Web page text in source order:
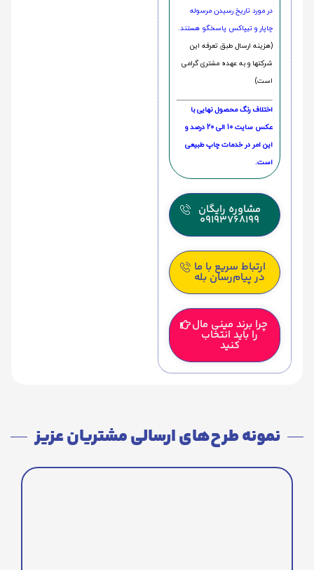
در مورد تاریخ رسیدن مرسوله
چاپار و تیپاکس پاسخگو هستند.
(هزینه ارسال طبق تعرفه این
شرکتها و به عهده مشتری گرامی
است)
اختلاف رنگ محصول نهایی با
عکس سایت 10 الی 20 درصد و
این امر در خدمات چاپ طبیعی
است.
مشاوره رایگان
09193768199
ارتباط سریع با ما
در پیام‌رسان بله
چرا برند مینی مال
را باید انتخاب
کنید
نمونه طرح‌های ارسالی مشتریان عزیز